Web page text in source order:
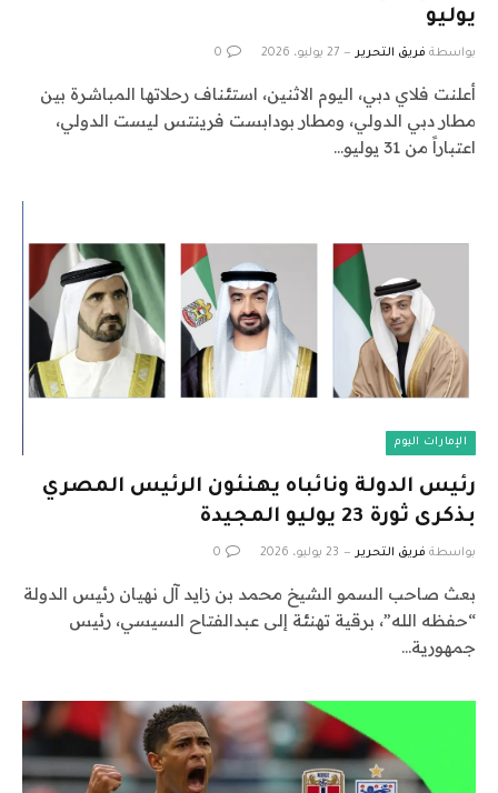
يوليو
بواسطة فريق التحرير 27 يوليو، 2026 0
أعلنت فلاي دبي، اليوم الاثنين، استئناف رحلاتها المباشرة بين
مطار دبي الدولي، ومطار بودابست فرينتس ليست الدولي،
اعتباراً من 31 يوليو…
الإمارات اليوم
رئيس الدولة ونائباه يهنئون الرئيس المصري
بذكرى ثورة 23 يوليو المجيدة
بواسطة فريق التحرير 23 يوليو، 2026 0
بعث صاحب السمو الشيخ محمد بن زايد آل نهيان رئيس الدولة
“حفظه الله”، برقية تهنئة إلى عبدالفتاح السيسي، رئيس
جمهورية…